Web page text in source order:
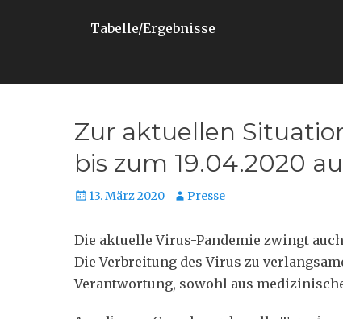
Tabelle/Ergebnisse
Zur aktuellen
bis zum 19.04.2020
Posted
13. März 2020 Autor
Presse
Die aktuelle Virus-Pandemie zwingt
Die Verbreitung des Virus zu
Verantwortung, sowohl aus